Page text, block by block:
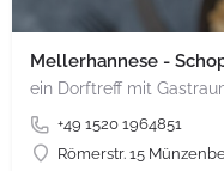
Mellerhannese -
+49 1520 1964851
Römerstr. 15